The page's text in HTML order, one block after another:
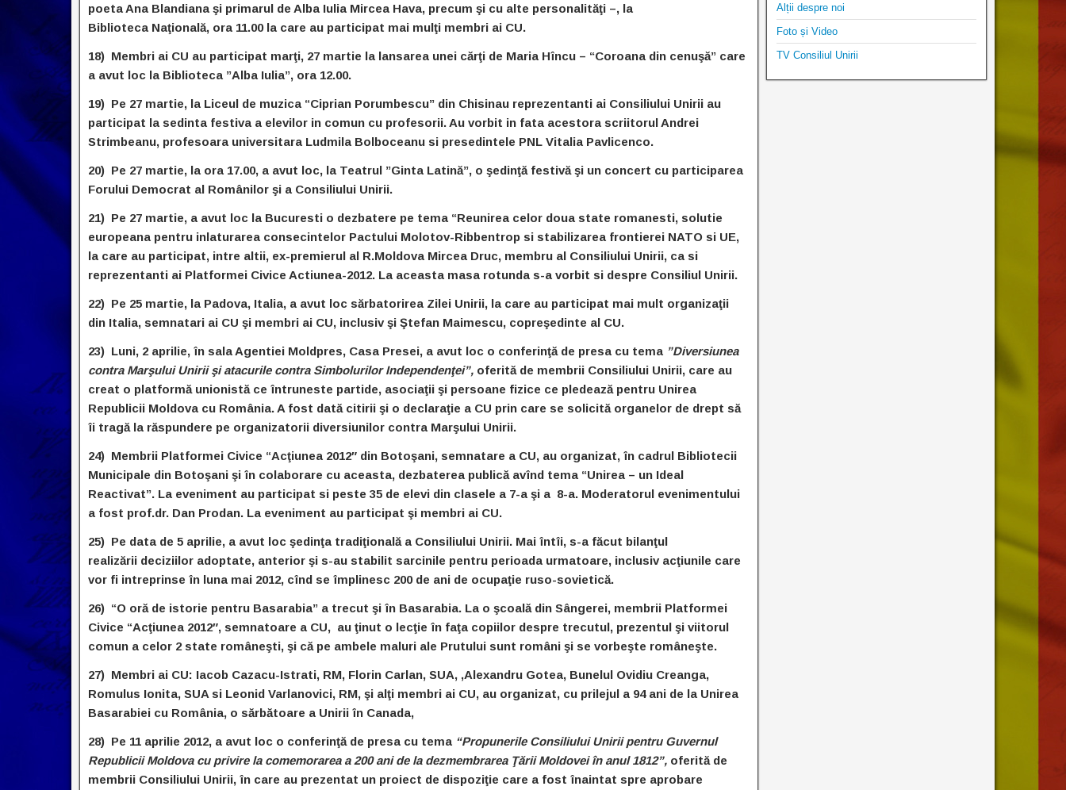
poeta Ana Blandiana şi primarul de Alba Iulia Mircea Hava, precum şi cu alte personalităţi –, la
Biblioteca Naţională, ora 11.00 la care au participat mai mulţi membri ai CU.
18) Membri ai CU au participat marţi, 27 martie la lansarea unei cărţi de Maria Hîncu – “Coroana din cenuşă” care
a avut loc la Biblioteca ”Alba Iulia”, ora 12.00.
19) Pe 27 martie, la Liceul de muzica “Ciprian Porumbescu” din Chisinau reprezentanti ai Consiliului Unirii au
participat la sedinta festiva a elevilor in comun cu profesorii. Au vorbit in fata acestora scriitorul Andrei
Strimbeanu, profesoara universitara Ludmila Bolboceanu si presedintele PNL Vitalia Pavlicenco.
20) Pe 27 martie, la ora 17.00, a avut loc, la Teatrul ”Ginta Latină”, o şedinţă festivă şi un concert cu participarea
Forului Democrat al Românilor şi a Consiliului Unirii.
21) Pe 27 martie, a avut loc la Bucuresti o dezbatere pe tema “Reunirea celor doua state romanesti, solutie
europeana pentru inlaturarea consecintelor Pactului Molotov-Ribbentrop si stabilizarea frontierei NATO si UE,
la care au participat, intre altii, ex-premierul al R.Moldova Mircea Druc, membru al Consiliului Unirii, ca si
reprezentanti ai Platformei Civice Actiunea-2012. La aceasta masa rotunda s-a vorbit si despre Consiliul Unirii.
22) Pe 25 martie, la Padova, Italia, a avut loc sărbatorirea Zilei Unirii, la care au participat mai mult organizaţii
din Italia, semnatari ai CU şi membri ai CU, inclusiv şi Ştefan Maimescu, copreşedinte al CU.
23) Luni, 2 aprilie, în sala Agentiei Moldpres, Casa Presei, a avut loc o conferinţă de presa cu tema ”Diversiunea
contra Marşului Unirii şi atacurile contra Simbolurilor Independenţei”, oferită de membrii Consiliului Unirii, care au
creat o platformă unionistă ce întruneste partide, asociaţii şi persoane fizice ce pledează pentru Unirea
Republicii Moldova cu România. A fost dată citirii şi o declaraţie a CU prin care se solicită organelor de drept să
îi tragă la răspundere pe organizatorii diversiunilor contra Marşului Unirii.
24) Membrii Platformei Civice “Acţiunea 2012″ din Botoşani, semnatare a CU, au organizat, în cadrul Bibliotecii
Municipale din Botoşani şi în colaborare cu aceasta, dezbaterea publică avînd tema “Unirea – un Ideal
Reactivat”. La eveniment au participat si peste 35 de elevi din clasele a 7-a şi a 8-a. Moderatorul evenimentului
a fost prof.dr. Dan Prodan. La eveniment au participat şi membri ai CU.
25) Pe data de 5 aprilie, a avut loc şedinţa tradiţională a Consiliului Unirii. Mai întîi, s-a făcut bilanţul
realizării deciziilor adoptate, anterior şi s-au stabilit sarcinile pentru perioada urmatoare, inclusiv acţiunile care
vor fi intreprinse în luna mai 2012, cînd se împlinesc 200 de ani de ocupaţie ruso-sovietică.
26) “O oră de istorie pentru Basarabia” a trecut şi în Basarabia. La o şcoală din Sângerei, membrii Platformei
Civice “Acţiunea 2012″, semnatoare a CU, au ţinut o lecţie în faţa copiilor despre trecutul, prezentul şi viitorul
comun a celor 2 state româneşti, şi că pe ambele maluri ale Prutului sunt români şi se vorbeşte româneşte.
27) Membri ai CU: Iacob Cazacu-Istrati, RM, Florin Carlan, SUA, ,Alexandru Gotea, Bunelul Ovidiu Creanga,
Romulus Ionita, SUA si Leonid Varlanovici, RM, şi alţi membri ai CU, au organizat, cu prilejul a 94 ani de la Unirea
Basarabiei cu România, o sărbătoare a Unirii în Canada,
28) Pe 11 aprilie 2012, a avut loc o conferinţă de presa cu tema “Propunerile Consiliului Unirii pentru Guvernul
Republicii Moldova cu privire la comemorarea a 200 ani de la dezmembrarea Ţării Moldovei în anul 1812”, oferită de
membrii Consiliului Unirii, în care au prezentat un proiect de dispoziţie care a fost înaintat spre aprobare
Alții despre noi
Foto și Video
TV Consiliul Unirii